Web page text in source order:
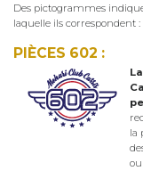
Des pictogrammes
laquelle ils correspondent :
PIÈCES 602 :
la